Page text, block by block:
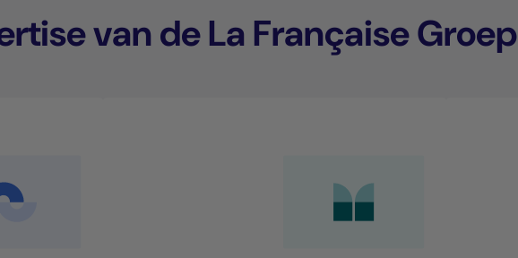
van de La Française Groep